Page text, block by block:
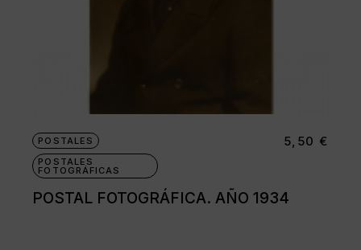
POSTALES
POSTALES
FOTOGRÁFICAS
POSTAL FOTOGRÁFICA. AÑO 1934
5,50 €